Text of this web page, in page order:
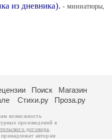
из дневника). - миниатюры,
Поиск
Магазин
Стихи.ру Проза.ру
возможность
произведений в
договора
принадлежат авторам